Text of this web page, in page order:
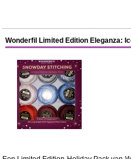
Wonderfil Limited Edition Eleganza: